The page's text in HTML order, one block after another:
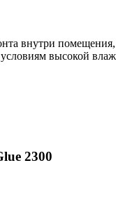
внутри помещения,
высокой
2300